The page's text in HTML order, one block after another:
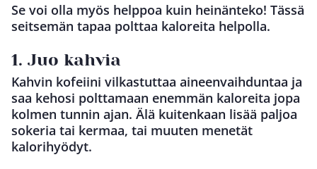
Se voi olla myös helppoa kuin heinänteko! Tässä
seitsemän tapaa polttaa kaloreita helpolla.
1. Juo kahvia
Kahvin kofeiini vilkastuttaa aineenvaihduntaa ja
saa kehosi polttamaan enemmän kaloreita jopa
kolmen tunnin ajan. Älä kuitenkaan lisää paljoa
sokeria tai kermaa, tai muuten menetät
kalorihyödyt.